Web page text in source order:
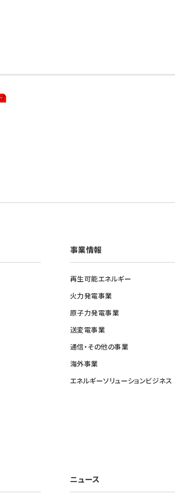
事業情報
再生可能エネルギー
火力発電事業
原子力発電事業
送変電事業
通信・その他の事業
海外事業
エネルギーソリューションビジネス
ニュース